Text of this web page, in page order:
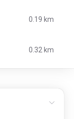
0.19 km
0.32 km